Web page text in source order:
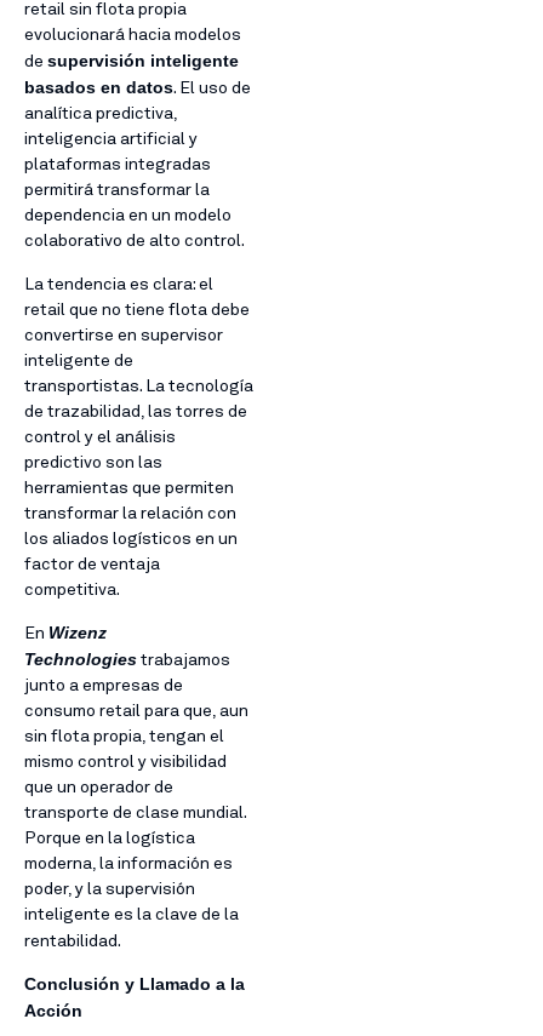
retail sin flota propia
evolucionará hacia modelos
de supervisión inteligente
basados en datos. El uso de
analítica predictiva,
inteligencia artificial y
plataformas integradas
permitirá transformar la
dependencia en un modelo
colaborativo de alto control.
La tendencia es clara: el
retail que no tiene flota debe
convertirse en supervisor
inteligente de
transportistas. La tecnología
de trazabilidad, las torres de
control y el análisis
predictivo son las
herramientas que permiten
transformar la relación con
los aliados logísticos en un
factor de ventaja
competitiva.
En Wizenz
Technologies trabajamos
junto a empresas de
consumo retail para que, aun
sin flota propia, tengan el
mismo control y visibilidad
que un operador de
transporte de clase mundial.
Porque en la logística
moderna, la información es
poder, y la supervisión
inteligente es la clave de la
rentabilidad.
Conclusión y Llamado a la
Acción